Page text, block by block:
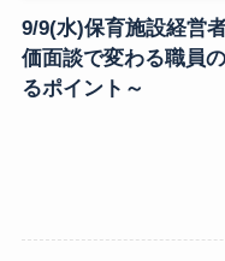
9/9(水)保育施設経営
価面談で変わる職員
るポイント～